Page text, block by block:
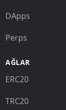
DApps
Perps
AĞLAR
ERC20
TRC20